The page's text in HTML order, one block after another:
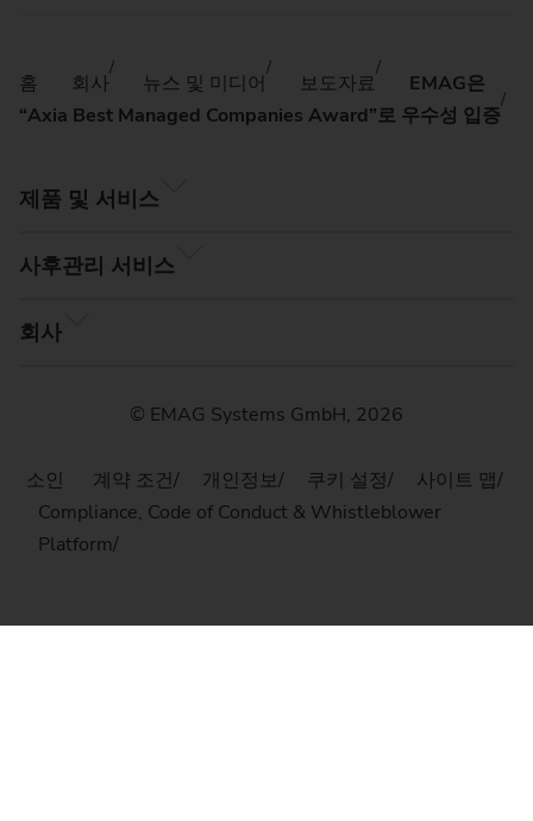
홈 회사 뉴스 및 미디어 보도자료
EMAG은
“Axia Best Managed Companies Award”로 우수성 입증
제품 및 서비스
사후관리 서비스
회사
© EMAG Systems GmbH, 2026
소인 계약 조건 개인정보 쿠키 설정
사이트 맵
Compliance, Code of Conduct & Whistleblower
Platform